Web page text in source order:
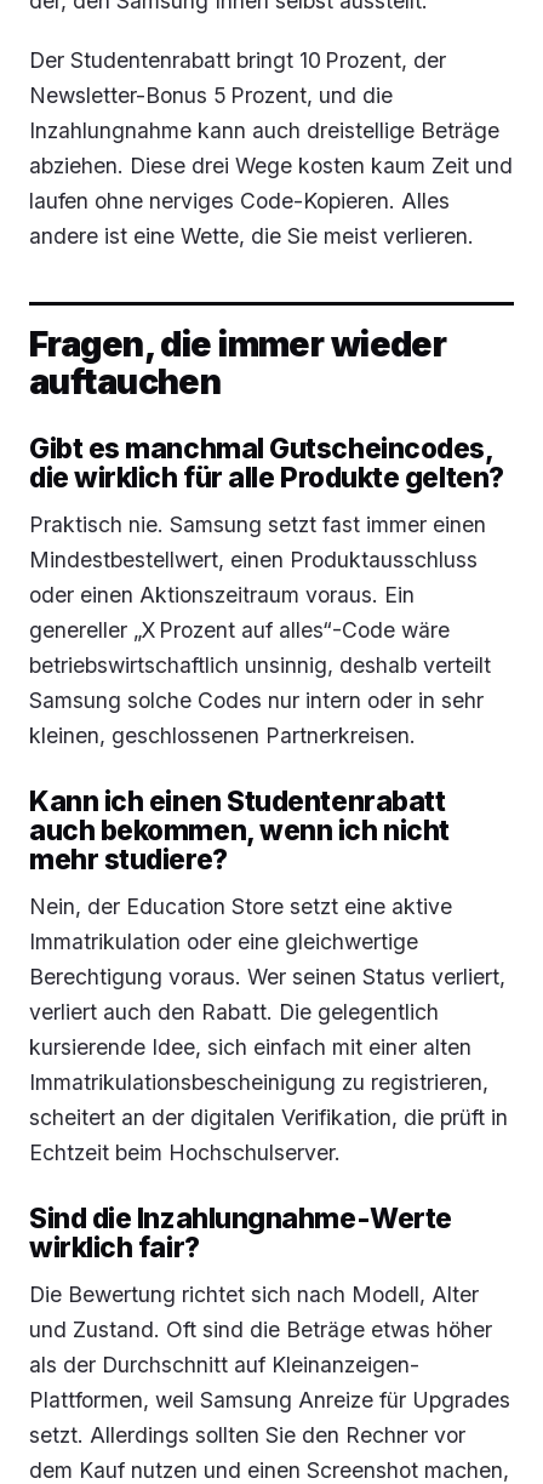
Der Studentenrabatt bringt 10 Prozent, der
Newsletter-Bonus 5 Prozent, und die
Inzahlungnahme kann auch dreistellige Beträge
abziehen. Diese drei Wege kosten kaum Zeit und
laufen ohne nerviges Code-Kopieren. Alles
andere ist eine Wette, die Sie meist verlieren.
Fragen, die immer wieder
auftauchen
Gibt es manchmal Gutscheincodes,
die wirklich für alle Produkte gelten?
Praktisch nie. Samsung setzt fast immer einen
Mindestbestellwert, einen Produktausschluss
oder einen Aktionszeitraum voraus. Ein
genereller „X Prozent auf alles“-Code wäre
betriebswirtschaftlich unsinnig, deshalb verteilt
Samsung solche Codes nur intern oder in sehr
kleinen, geschlossenen Partnerkreisen.
Kann ich einen Studentenrabatt
auch bekommen, wenn ich nicht
mehr studiere?
Nein, der Education Store setzt eine aktive
Immatrikulation oder eine gleichwertige
Berechtigung voraus. Wer seinen Status verliert,
verliert auch den Rabatt. Die gelegentlich
kursierende Idee, sich einfach mit einer alten
Immatrikulationsbescheinigung zu registrieren,
scheitert an der digitalen Verifikation, die prüft in
Echtzeit beim Hochschulserver.
Sind die Inzahlungnahme-Werte
wirklich fair?
Die Bewertung richtet sich nach Modell, Alter
und Zustand. Oft sind die Beträge etwas höher
als der Durchschnitt auf Kleinanzeigen-
Plattformen, weil Samsung Anreize für Upgrades
setzt. Allerdings sollten Sie den Rechner vor
dem Kauf nutzen und einen Screenshot machen,